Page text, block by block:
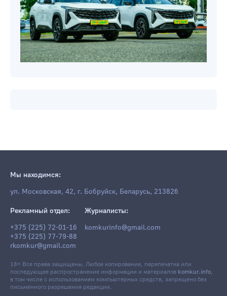
Мы находимся:
ул. Московская, 42, г. Бобруйск, Беларусь, 213826
Рекламный отдел:
+375 (225) 72-01-16
+375 (225) 77-79-88
rkomkur@gmail.com
Журналисты:
komkurinfo@gmail.com
18+ Все права защищены. Любое копирование, перепечатка или
последующее распространение информации и материалов komkur.info,
в том числе с использованием компьютерных средств, запрещено без
письменного разрешения редакции.